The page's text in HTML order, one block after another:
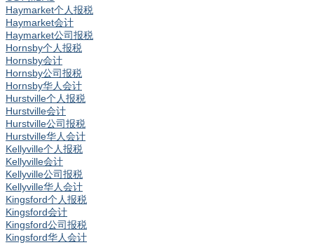
Haymarket个人报税
Haymarket会计
Haymarket公司报税
Hornsby个人报税
Hornsby会计
Hornsby公司报税
Hornsby华人会计
Hurstville个人报税
Hurstville会计
Hurstville公司报税
Hurstville华人会计
Kellyville个人报税
Kellyville会计
Kellyville公司报税
Kellyville华人会计
Kingsford个人报税
Kingsford会计
Kingsford公司报税
Kingsford华人会计